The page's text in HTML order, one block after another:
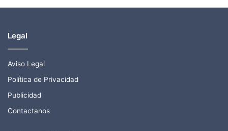
Legal
Aviso Legal
Política de Privacidad
Publicidad
Contactanos